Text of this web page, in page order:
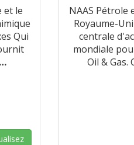
et le
Qui
NAAS Pétrole
Royaume-
centrale
mondiale
Oil & Gas.